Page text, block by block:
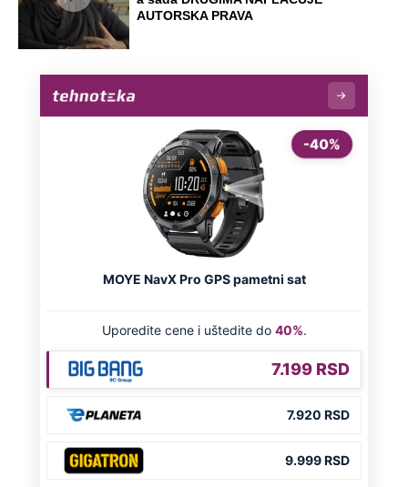
AUTORSKA PRAVA